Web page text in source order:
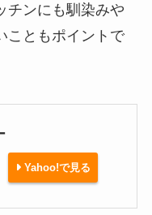
チンにも馴染みや
こともポイントで
Yahoo!で見る